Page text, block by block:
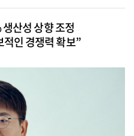
산성 상향 조정
적인 경쟁력 확보”